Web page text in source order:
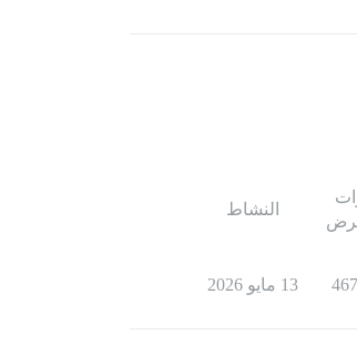
النشاط
13 مايو 2026